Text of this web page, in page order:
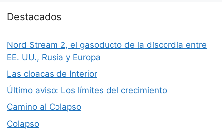
Destacados
Nord Stream 2, el gasoducto de la discordia entre
EE. UU., Rusia y Europa
Las cloacas de Interior
Último aviso: Los límites del crecimiento
Camino al Colapso
Colapso